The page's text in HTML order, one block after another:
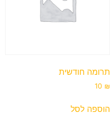
תרומה חודשית
10 ₪
הוספה לסל